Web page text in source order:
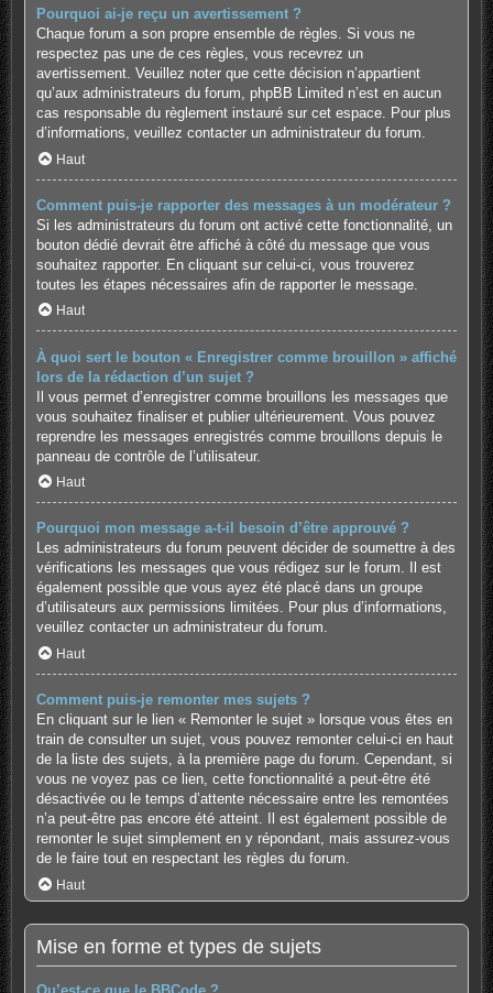
Pourquoi ai-je reçu un avertissement ?
Chaque forum a son propre ensemble de règles. Si vous ne
respectez pas une de ces règles, vous recevrez un
avertissement. Veuillez noter que cette décision n’appartient
qu’aux administrateurs du forum, phpBB Limited n’est en aucun
cas responsable du règlement instauré sur cet espace. Pour plus
d’informations, veuillez contacter un administrateur du forum.
Haut
Comment puis-je rapporter des messages à un modérateur ?
Si les administrateurs du forum ont activé cette fonctionnalité, un
bouton dédié devrait être affiché à côté du message que vous
souhaitez rapporter. En cliquant sur celui-ci, vous trouverez
toutes les étapes nécessaires afin de rapporter le message.
Haut
À quoi sert le bouton « Enregistrer comme brouillon » affiché
lors de la rédaction d’un sujet ?
Il vous permet d’enregistrer comme brouillons les messages que
vous souhaitez finaliser et publier ultérieurement. Vous pouvez
reprendre les messages enregistrés comme brouillons depuis le
panneau de contrôle de l’utilisateur.
Haut
Pourquoi mon message a-t-il besoin d’être approuvé ?
Les administrateurs du forum peuvent décider de soumettre à des
vérifications les messages que vous rédigez sur le forum. Il est
également possible que vous ayez été placé dans un groupe
d’utilisateurs aux permissions limitées. Pour plus d’informations,
veuillez contacter un administrateur du forum.
Haut
Comment puis-je remonter mes sujets ?
En cliquant sur le lien « Remonter le sujet » lorsque vous êtes en
train de consulter un sujet, vous pouvez remonter celui-ci en haut
de la liste des sujets, à la première page du forum. Cependant, si
vous ne voyez pas ce lien, cette fonctionnalité a peut-être été
désactivée ou le temps d’attente nécessaire entre les remontées
n’a peut-être pas encore été atteint. Il est également possible de
remonter le sujet simplement en y répondant, mais assurez-vous
de le faire tout en respectant les règles du forum.
Haut
Mise en forme et types de sujets